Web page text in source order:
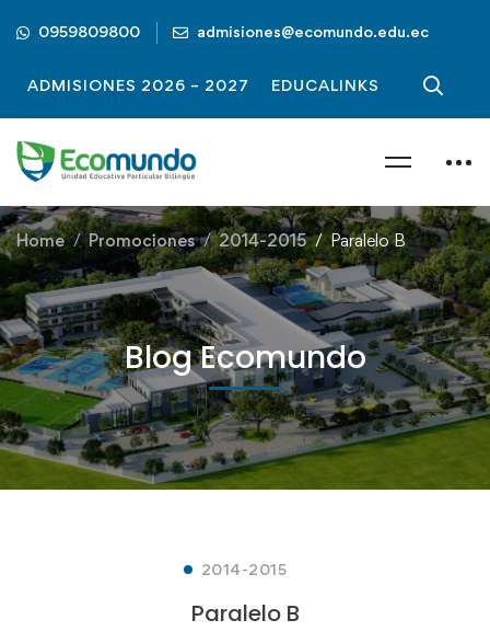
0959809800 admisiones@ecomundo.edu.ec
ADMISIONES 2026 – 2027 EDUCALINKS
Home Promociones 2014-2015 Paralelo B
Blog Ecomundo
2014-2015
Paralelo B